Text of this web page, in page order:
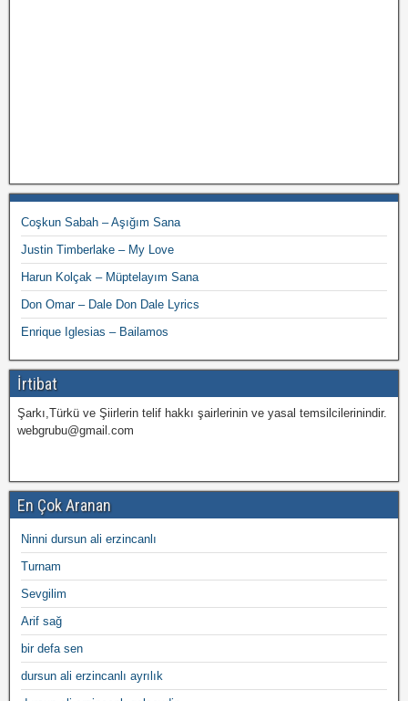
Coşkun Sabah – Aşığım Sana
Justin Timberlake – My Love
Harun Kolçak – Müptelayım Sana
Don Omar – Dale Don Dale Lyrics
Enrique Iglesias – Bailamos
İrtibat
Şarkı,Türkü ve Şiirlerin telif hakkı şairlerinin ve yasal temsilcilerinindir.
webgrubu@gmail.com
En Çok Aranan
Ninni dursun ali erzincanlı
Turnam
Sevgilim
Arif sağ
bir defa sen
dursun ali erzincanlı ayrılık